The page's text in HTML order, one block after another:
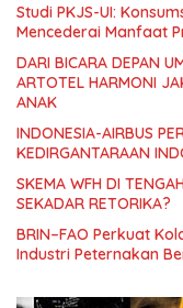
Studi PKJS-UI:
Mencederai Manfaat
DARI BICARA DEPAN
ARTOTEL HARMONI
ANAK
INDONESIA-AIRBUS
KEDIRGANTARAAN
SKEMA WFH DI
SEKADAR RETORIKA?
BRIN–FAO Perkuat
Industri Peternakan